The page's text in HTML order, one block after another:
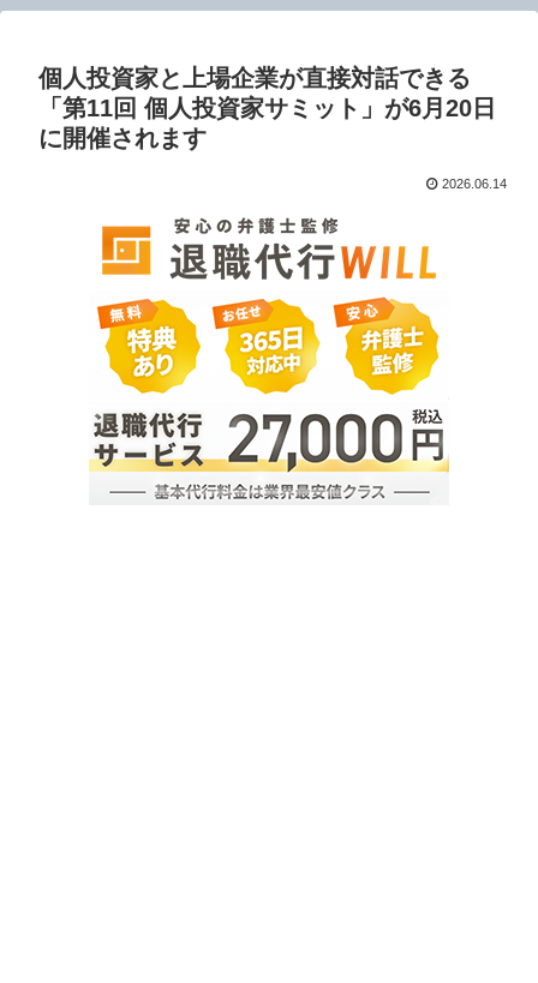
個人投資家と上場企業が直接対話できる
「第11回 個人投資家サミット」が6月20日
に開催されます
2026.06.14